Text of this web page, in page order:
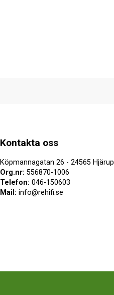
Kontakta oss
Köpmannagatan 26 - 24565 Hjärup
Org.nr: 556870-1006
Telefon: 046-150603
Mail: info@rehifi.se